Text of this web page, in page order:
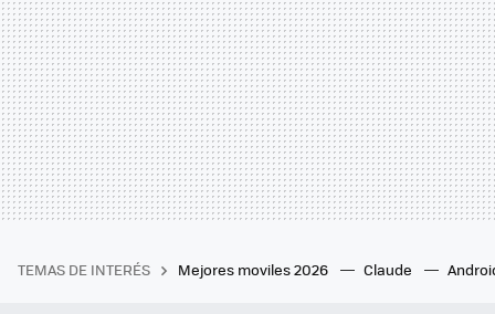
TEMAS DE INTERÉS Mejores moviles 2026 Claude